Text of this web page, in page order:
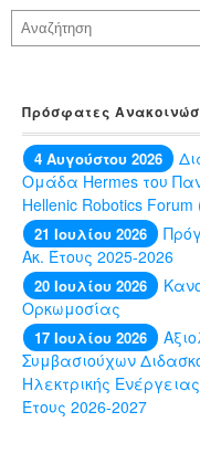
Αναζήτηση
Πρόσφατες
4 Αυγούστου 2026
Ομάδα Hermes του
Hellenic Robotics Forum
21 Ιουλίου 2026
Ακ. Έτους 2025-2026
20 Ιουλίου 2026
Ορκωμοσίας
17 Ιουλίου 2026
Συμβασιούχων
Ηλεκτρικής
Έτους 2026-2027